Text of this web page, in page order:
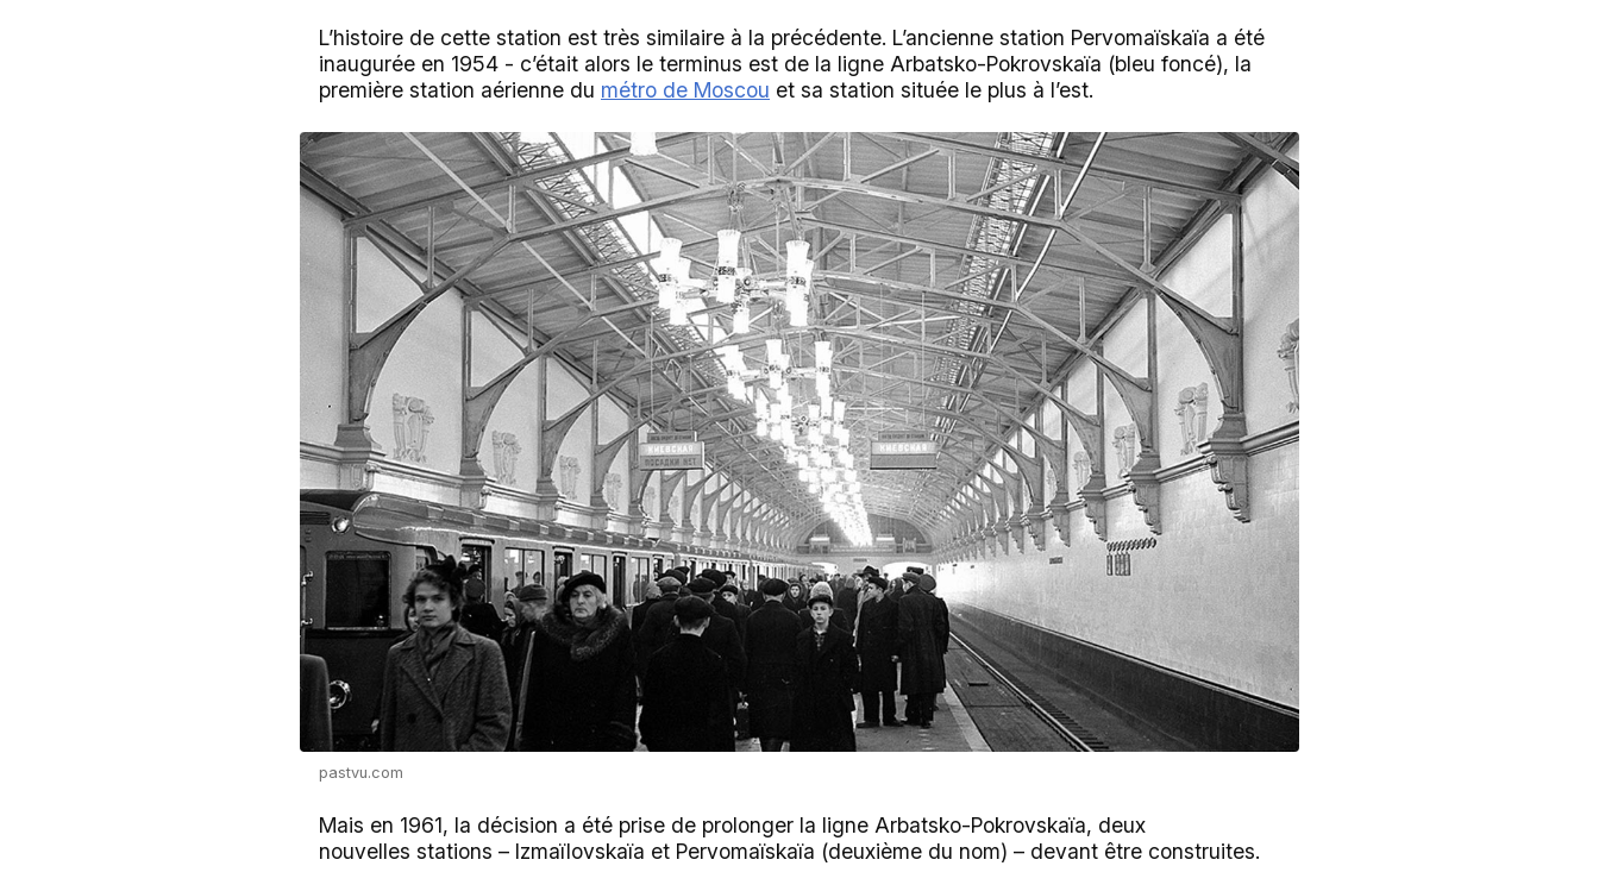
L’histoire de cette station est très similaire à la précédente. L’ancienne station Pervomaïskaïa a été
inaugurée en 1954 - c’était alors le terminus est de la ligne Arbatsko-Pokrovskaïa (bleu foncé), la
première station aérienne du métro de Moscou et sa station située le plus à l’est.
pastvu.com
Mais en 1961, la décision a été prise de prolonger la ligne Arbatsko-Pokrovskaïa, deux
nouvelles stations – Izmaïlovskaïa et Pervomaïskaïa (deuxième du nom) – devant être construites.